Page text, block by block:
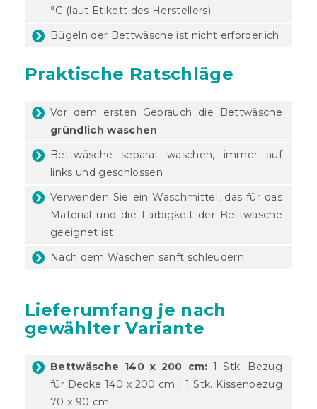
°C (laut Etikett des Herstellers)
Bügeln der Bettwäsche ist nicht erforderlich
Praktische Ratschläge
Vor dem ersten Gebrauch die Bettwäsche
gründlich waschen
Bettwäsche separat waschen, immer auf
links und geschlossen
Verwenden Sie ein Waschmittel, das für das
Material und die Farbigkeit der Bettwäsche
geeignet ist
Nach dem Waschen sanft schleudern
Lieferumfang je nach
gewählter Variante
Bettwäsche 140 x 200 cm: 1 Stk. Bezug
für Decke 140 x 200 cm | 1 Stk. Kissenbezug
70 x 90 cm